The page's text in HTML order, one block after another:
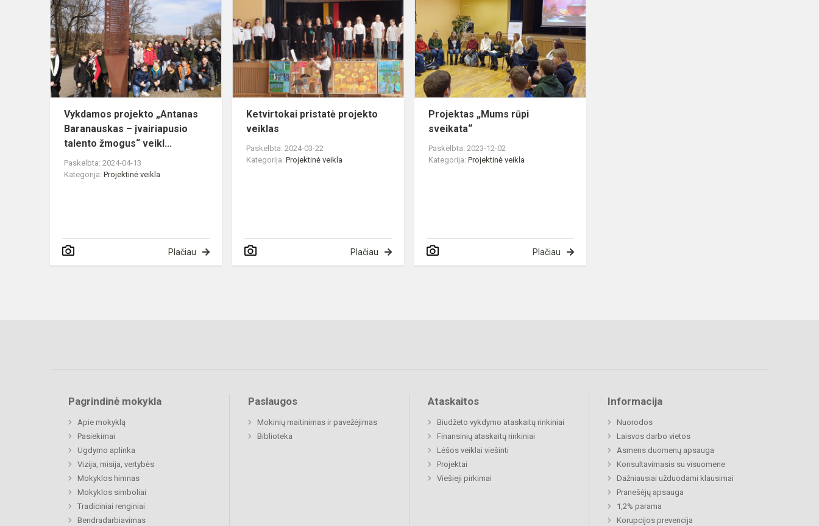
„Antanas
Baranauskas
–
įvairiapusio
talen...
Vykdamos projekto „Antanas
Baranauskas – įvairiapusio
talento žmogus“ veikl...
Paskelbta: 2024-04-13
Kategorija: Projektinė veikla
Plačiau
pristatė
projekto
veiklas
Ketvirtokai pristatė projekto
veiklas
Paskelbta: 2024-03-22
Kategorija:Projektinė veikla
Plačiau
„Mums
rūpi
sveikata“
Projektas „Mums rūpi
sveikata“
Paskelbta: 2023-12-02
Kategorija:Projektinė veikla
Plačiau
Pagrindinė mokykla
Apie mokyklą
Pasiekimai
Ugdymo aplinka
Vizija, misija, vertybės
Mokyklos himnas
Mokyklos simboliai
Tradiciniai renginiai
Bendradarbiavimas
Paslaugos
Mokinių maitinimas ir pavežėjimas
Biblioteka
Ataskaitos
Biudžeto vykdymo ataskaitų rinkiniai
Finansinių ataskaitų rinkiniai
Lėšos veiklai viešinti
Projektai
Viešieji pirkimai
Informacija
Nuorodos
Laisvos darbo vietos
Asmens duomenų apsauga
Konsultavimasis su visuomene
Dažniausiai užduodami klausimai
Pranešėjų apsauga
1,2% parama
Korupcijos prevencija